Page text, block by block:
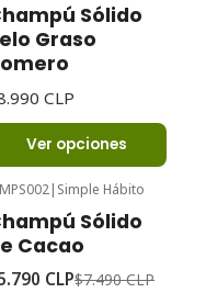
Sólido
Graso
CLP
Ver opciones
| Simple Hábito
Sólido
Cacao
CLP$7.490 CLP